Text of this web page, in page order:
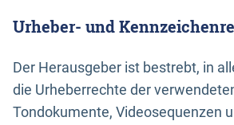
Urheber- und
Der Herausgeber ist bestrebt, in
die Urheberrechte der
Tondokumente, Videosequenzen